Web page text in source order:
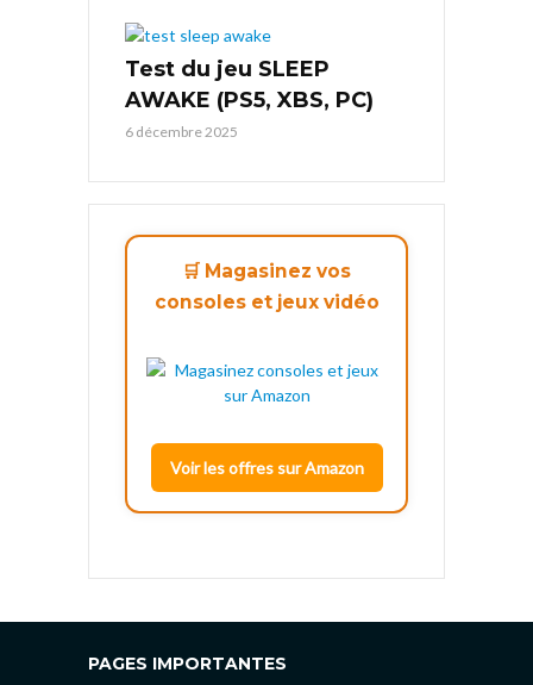
Test du jeu SLEEP
AWAKE (PS5, XBS, PC)
6 décembre 2025
🛒 Magasinez vos
consoles et jeux vidéo
Voir les offres sur Amazon
PAGES IMPORTANTES